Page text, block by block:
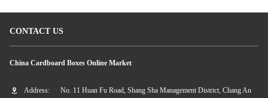
CONTACT US
China Cardboard Boxes Online Market
Address: No. 11 Huan Fu Road, Shang Sha Management District, Chang An